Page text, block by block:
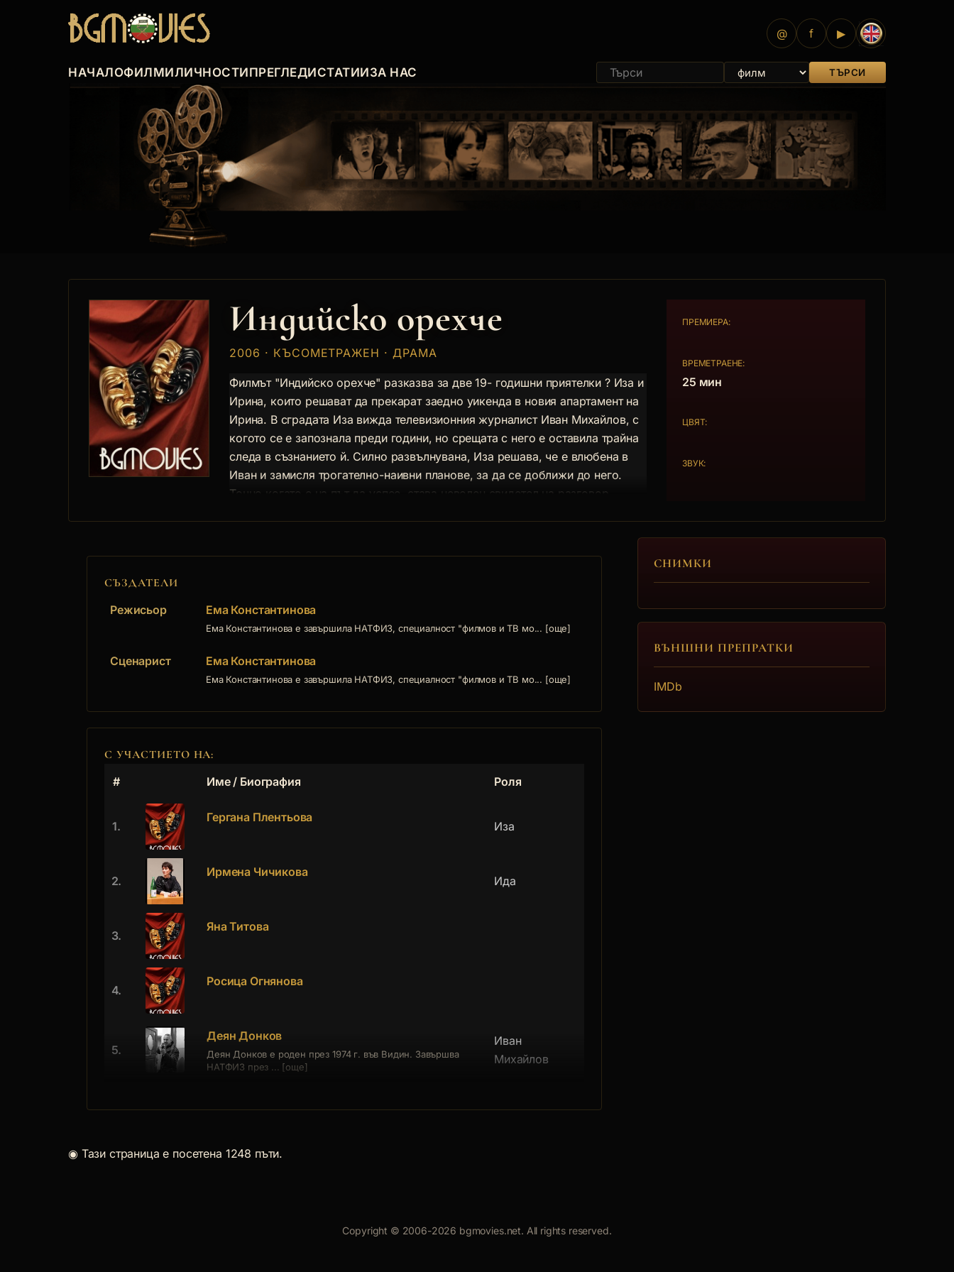
@ f ▶
НАЧАЛОФИЛМИЛИЧНОСТИПРЕГЛЕДИСТАТИИЗА НАС ТЪРСИ
Индийско орехче
2006 · КЪСОМЕТРАЖЕН · ДРАМА
Филмът "Индийско орехче" разказва за две 19- годишни приятелки ? Иза и
Ирина, които решават да прекарат заедно уикенда в новия апартамент на
Ирина. В сградата Иза вижда телевизионния журналист Иван Михайлов, с
когото се е запознала преди години, но срещата с него е оставила трайна
следа в съзнанието й. Силно развълнувана, Иза решава, че е влюбена в
Иван и замисля трогателно-наивни планове, за да се доближи до него.
Точно когато е на път да успее, става неволен свидетел на разговор,
ПРЕМИЕРА:
ВРЕМЕТРАЕНЕ:
25 мин
ЦВЯТ:
ЗВУК:
СЪЗДАТЕЛИ
Режисьор
Ема Константинова
Ема Константинова е завършила НАТФИЗ, специалност "филмов и ТВ мо... [още]
Сценарист Ема Константинова
Ема Константинова е завършила НАТФИЗ, специалност "филмов и ТВ мо... [още]
С УЧАСТИЕТО НА:
#
Име / Биография Роля
1.
Гергана Плентьова
Иза
2.
Ирмена Чичикова
Ида
3.
Яна Титова
4.
Росица Огнянова
5.
Деян Донков
Деян Донков е роден през 1974 г. във Видин. Завършва
НАТФИЗ през ... [още]
Иван
Михайлов
СНИМКИ
ВЪНШНИ ПРЕПРАТКИ
IMDb
◉ Тази страница е посетена 1248 пъти.
Copyright © 2006-2026 bgmovies.net. All rights reserved.